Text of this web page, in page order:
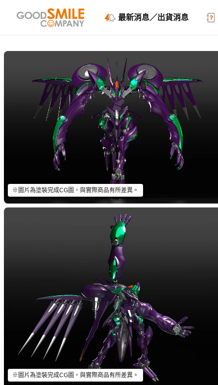
最新消息／出貨消息
※圖片為塗裝完成CG圖，與實際商品有所差異。
※圖片為塗裝完成CG圖，與實際商品有所差異。